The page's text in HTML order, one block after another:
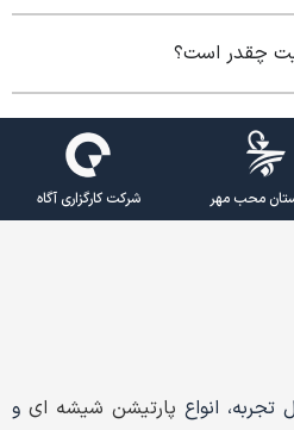
چقدر است؟
شرکت کارگزاری آگاه محب مهر
پارتیشن شیشه ای و